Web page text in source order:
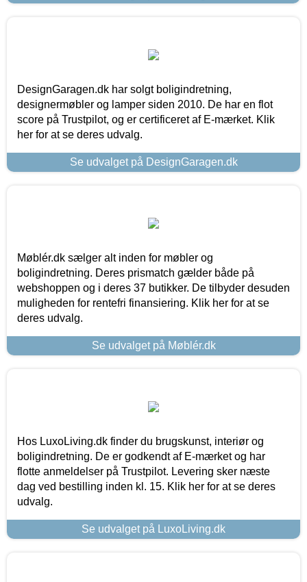
DesignGaragen.dk har solgt boligindretning,
designermøbler og lamper siden 2010. De har en flot
score på Trustpilot, og er certificeret af E-mærket. Klik
her for at se deres udvalg.
Se udvalget på DesignGaragen.dk
Møblér.dk sælger alt inden for møbler og
boligindretning. Deres prismatch gælder både på
webshoppen og i deres 37 butikker. De tilbyder desuden
muligheden for rentefri finansiering. Klik her for at se
deres udvalg.
Se udvalget på Møblér.dk
Hos LuxoLiving.dk finder du brugskunst, interiør og
boligindretning. De er godkendt af E-mærket og har
flotte anmeldelser på Trustpilot. Levering sker næste
dag ved bestilling inden kl. 15. Klik her for at se deres
udvalg.
Se udvalget på LuxoLiving.dk